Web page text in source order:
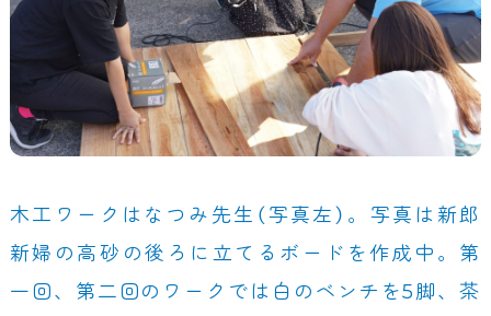
木工ワークはなつみ先生（写真左）。写真は新郎
新婦の高砂の後ろに立てるボードを作成中。第
一回、第二回のワークでは白のベンチを5脚、茶